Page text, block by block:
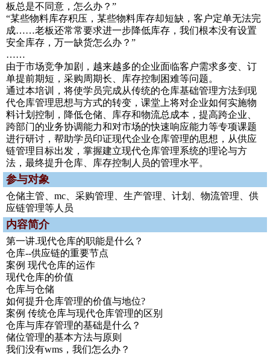
板总是不同意，怎么办？”
“某些物料库存积压，某些物料库存却短缺，客户定单无法完
成……老板还常常要求进一步降低库存，我们根本没有设置
安全库存，万一缺货怎么办？”
……
由于市场竞争加剧，越来越多的企业面临客户需求多变、订
单提前期短，采购周期长、库存控制困难等问题。
通过本培训，将使学员完成从传统的仓库基础管理方法到现
代仓库管理思想与方式的转变，课堂上将对企业如何实施物
料计划控制，降低仓储、库存和物流总成本，提高跨企业、
跨部门的业务协调能力和对市场的快速响应能力等专项课题
进行研讨，帮助学员印证现代企业仓库管理的思想，从供应
链管理目标出发，掌握建立现代仓库管理系统的理论与方
法，最终提升仓库、库存控制人员的管理水平。
参与对象
仓储主管、mc、采购管理、生产管理、计划、物流管理、供
应链管理等人员
内容简介
第一讲.现代仓库的职能是什么？
仓库--供应链的重要节点
案例 现代仓库的运作
现代仓库的价值
仓库与仓储
如何提升仓库管理的价值与地位?
案例 传统仓库与现代仓库管理的区别
仓库与库存管理的基础是什么？
储位管理的基本方法与原则
我们没有wms，我们怎么办？